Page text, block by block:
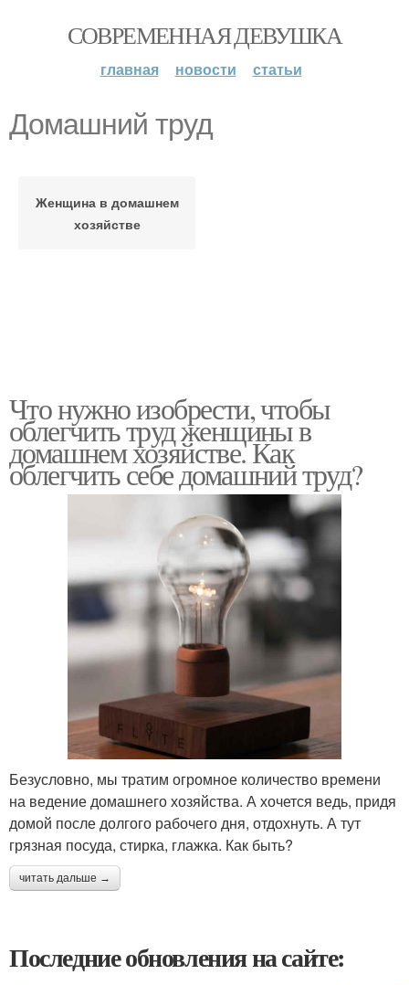
СОВРЕМЕННАЯ ДЕВУШКА
главная новости статьи
Домашний труд
Женщина в домашнем
хозяйстве
Что нужно изобрести, чтобы
облегчить труд женщины в
домашнем хозяйстве. Как
облегчить себе домашний труд?
Безусловно, мы тратим огромное количество времени
на ведение домашнего хозяйства. А хочется ведь, придя
домой после долгого рабочего дня, отдохнуть. А тут
грязная посуда, стирка, глажка. Как быть?
читать дальше →
Последние обновления на сайте: